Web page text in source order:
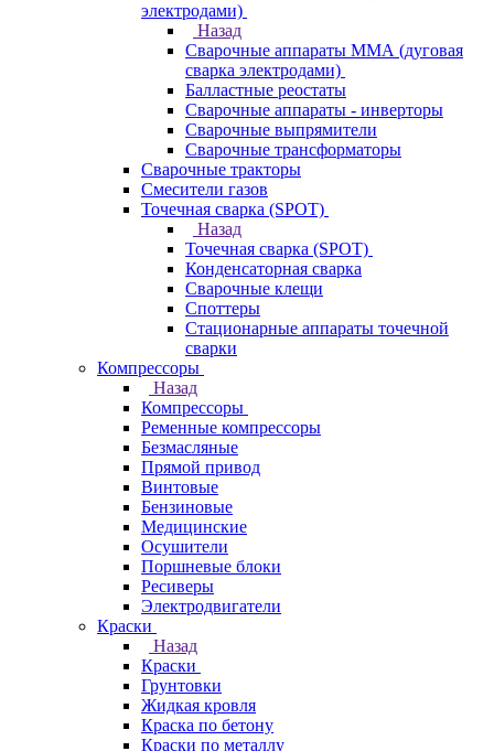
электродами)
Назад
Сварочные аппараты ММА (дуговая
сварка электродами)
Балластные реостаты
Сварочные аппараты - инверторы
Сварочные выпрямители
Сварочные трансформаторы
Сварочные тракторы
Смесители газов
Точечная сварка (SPOT)
Назад
Точечная сварка (SPOT)
Конденсаторная сварка
Сварочные клещи
Споттеры
Стационарные аппараты точечной
сварки
Компрессоры
Назад
Компрессоры
Ременные компрессоры
Безмасляные
Прямой привод
Винтовые
Бензиновые
Медицинские
Осушители
Поршневые блоки
Ресиверы
Электродвигатели
Краски
Назад
Краски
Грунтовки
Жидкая кровля
Краска по бетону
Краски по металлу